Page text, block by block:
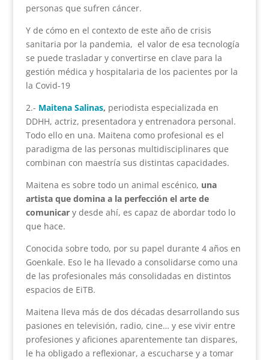
personas que sufren cáncer.
Y de cómo en el contexto de este año de crisis
sanitaria por la pandemia, el valor de esa tecnología
se puede trasladar y convertirse en clave para la
gestión médica y hospitalaria de los pacientes por la
la Covid-19
2.- Maitena Salinas, periodista especializada en
DDHH, actriz, presentadora y entrenadora personal.
Todo ello en una. Maitena como profesional es el
paradigma de las personas multidisciplinares que
combinan con maestría sus distintas capacidades.
Maitena es sobre todo un animal escénico, una
artista que domina a la perfección el arte de
comunicary desde ahí, es capaz de abordar todo lo
que hace.
Conocida sobre todo, por su papel durante 4 años en
Goenkale. Eso le ha llevado a consolidarse como una
de las profesionales más consolidadas en distintos
espacios de EiTB.
Maitena lleva más de dos décadas desarrollando sus
pasiones en televisión, radio, cine… y ese vivir entre
profesiones y aficiones aparentemente tan dispares,
le ha obligado a reflexionar, a escucharse y a tomar